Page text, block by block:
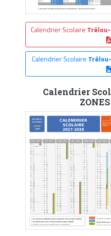
Calendrier Scolaire
Calendrier Scolaire
Calendrier